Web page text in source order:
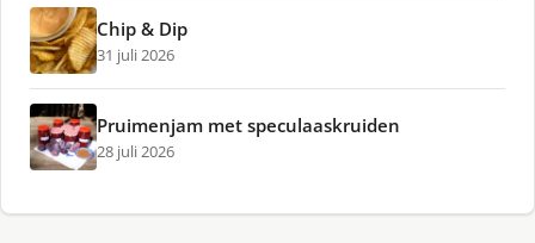
Chip & Dip
31 juli 2026
Pruimenjam met speculaaskruiden
28 juli 2026